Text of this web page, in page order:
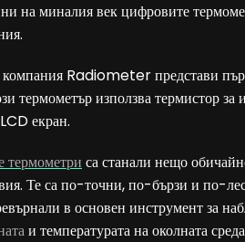
на миналия век цифровите
компания Radiometer представи
термометър използва термистор за
екран.
термометри са станали нещо
Те са по-точни, по-бързи и по-
в основен инструмент за
и температурата на околната